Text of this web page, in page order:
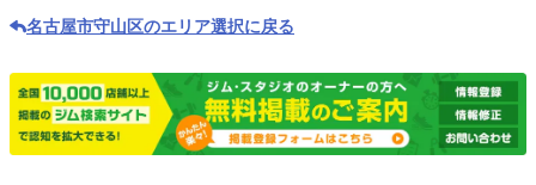
名古屋市守山区のエリア選択に戻る